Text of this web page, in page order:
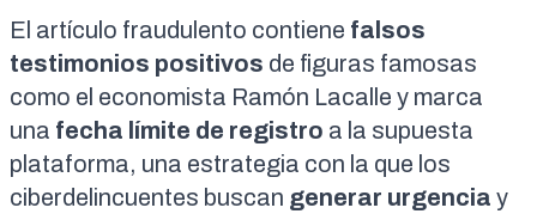
El artículo fraudulento contiene falsos
testimonios positivos de figuras famosas
como el economista Ramón Lacalle y marca
una fecha límite de registro a la supuesta
plataforma, una estrategia con la que los
ciberdelincuentes buscan generar urgencia y